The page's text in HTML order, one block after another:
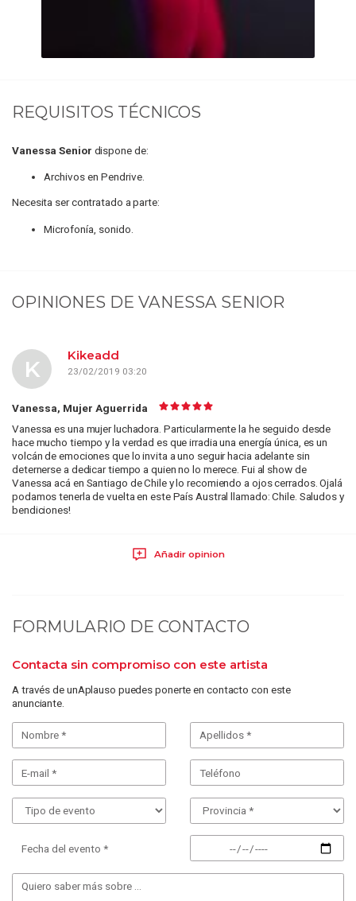
REQUISITOS TÉCNICOS
Vanessa Senior dispone de:
Archivos en Pendrive.
Necesita ser contratado a parte:
Microfonía, sonido.
OPINIONES DE VANESSA SENIOR
Kikeadd
23/02/2019 03:20
K
Vanessa, Mujer Aguerrida
Vanessa es una mujer luchadora. Particularmente la he seguido desde
hace mucho tiempo y la verdad es que irradia una energía única, es un
volcán de emociones que lo invita a uno seguir hacia adelante sin
deternerse a dedicar tiempo a quien no lo merece. Fui al show de
Vanessa acá en Santiago de Chile y lo recomiendo a ojos cerrados. Ojalá
podamos tenerla de vuelta en este País Austral llamado: Chile. Saludos y
bendiciones!
Añadir opinion
FORMULARIO DE CONTACTO
Contacta sin compromiso con este artista
A través de unAplauso puedes ponerte en contacto con este
anunciante.
Fecha del evento *